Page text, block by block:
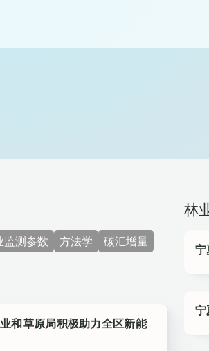
监测参数 方法学 碳汇增量
和草原局积极助力全区新能
林
宁
宁